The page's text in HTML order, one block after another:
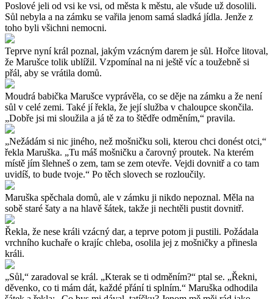
Poslové jeli od vsi ke vsi, od města k městu, ale všude už dosolili.
Sůl nebyla a na zámku se vařila jenom samá sladká jídla. Jenže z
toho byli všichni nemocni.
Teprve nyní král poznal, jakým vzácným darem je sůl. Hořce litoval,
že Marušce tolik ublížil. Vzpomínal na ni ještě víc a toužebně si
přál, aby se vrátila domů.
Moudrá babička Marušce vyprávěla, co se děje na zámku a že není
sůl v celé zemi. Také jí řekla, že její služba v chaloupce skončila.
„Dobře jsi mi sloužila a já tě za to štědře odměním,“ pravila.
„Nežádám si nic jiného, než mošničku soli, kterou chci donést otci,“
řekla Maruška. „Tu máš mošničku a čarovný proutek. Na kterém
místě jím šlehneš o zem, tam se zem otevře. Vejdi dovnitř a co tam
uvidíš, to bude tvoje.“ Po těch slovech se rozloučily.
Maruška spěchala domů, ale v zámku ji nikdo nepoznal. Měla na
sobě staré šaty a na hlavě šátek, takže ji nechtěli pustit dovnitř.
Řekla, že nese králi vzácný dar, a teprve potom ji pustili. Požádala
vrchního kuchaře o krajíc chleba, osolila jej z mošničky a přinesla
králi.
„Sůl,“ zaradoval se král. „Kterak se ti odměním?“ ptal se. „Řekni,
děvenko, co ti mám dát, každé přání ti splním.“ Maruška odhodila